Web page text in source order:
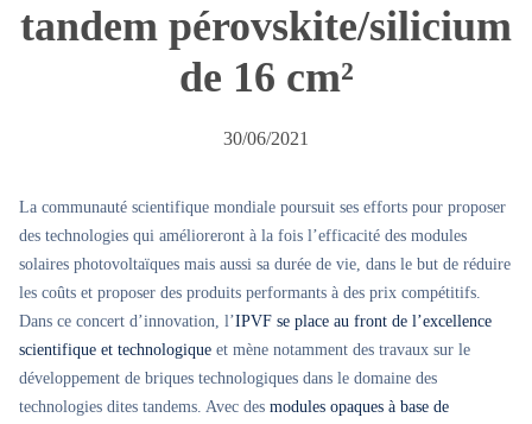
tandem pérovskite/silicium
de 16 cm²
30/06/2021
La communauté scientifique mondiale poursuit ses efforts pour proposer
des technologies qui amélioreront à la fois l’efficacité des modules
solaires photovoltaïques mais aussi sa durée de vie, dans le but de réduire
les coûts et proposer des produits performants à des prix compétitifs.
Dans ce concert d’innovation, l’IPVF se place au front de l’excellence
scientifique et technologique et mène notamment des travaux sur le
développement de briques technologiques dans le domaine des
technologies dites tandems. Avec des modules opaques à base de